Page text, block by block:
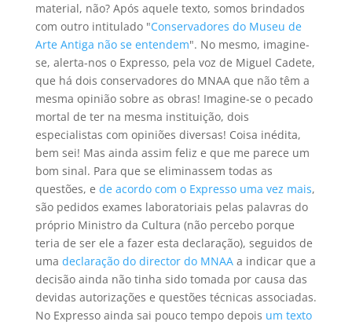
material, não? Após aquele texto, somos brindados
com outro intitulado "Conservadores do Museu de
Arte Antiga não se entendem". No mesmo, imagine-
se, alerta-nos o Expresso, pela voz de Miguel Cadete,
que há dois conservadores do MNAA que não têm a
mesma opinião sobre as obras! Imagine-se o pecado
mortal de ter na mesma instituição, dois
especialistas com opiniões diversas! Coisa inédita,
bem sei! Mas ainda assim feliz e que me parece um
bom sinal. Para que se eliminassem todas as
questões, e de acordo com o Expresso uma vez mais,
são pedidos exames laboratoriais pelas palavras do
próprio Ministro da Cultura (não percebo porque
teria de ser ele a fazer esta declaração), seguidos de
uma declaração do director do MNAAa indicar que a
decisão ainda não tinha sido tomada por causa das
devidas autorizações e questões técnicas associadas.
No Expresso ainda sai pouco tempo depois um texto